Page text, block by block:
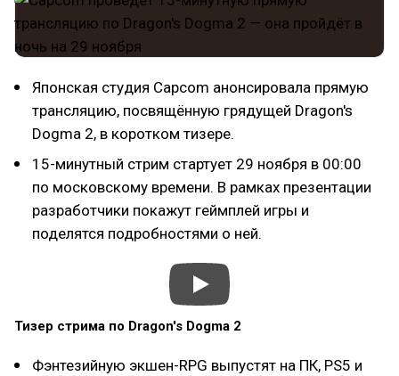
Японская студия Capcom анонсировала прямую
трансляцию, посвящённую грядущей Dragon's
Dogma 2, в коротком тизере.
15-минутный стрим стартует 29 ноября в 00:00
по московскому времени. В рамках презентации
разработчики покажут геймплей игры и
поделятся подробностями о ней.
Тизер стрима по Dragon's Dogma 2
Фэнтезийную экшен-RPG выпустят на ПК, PS5 и